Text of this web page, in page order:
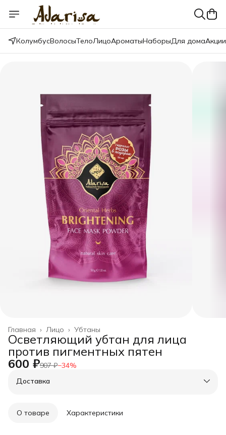
КолумбусВолосыТелоЛицоАроматыНаборыДля домаАкции
Убтаны
Лицо ›
Главная ›
Осветляющий убтан для лица
против пигментных пятен
600 ₽907 ₽−34%
Доставка
О товаре Характеристики